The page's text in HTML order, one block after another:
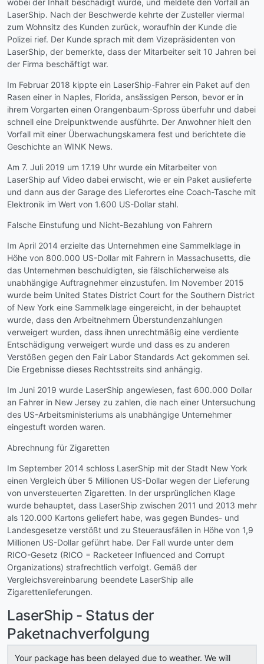
LaserShip. Nach der Beschwerde kehrte der Zusteller viermal
zum Wohnsitz des Kunden zurück, woraufhin der Kunde die
Polizei rief. Der Kunde sprach mit dem Vizepräsidenten von
LaserShip, der bemerkte, dass der Mitarbeiter seit 10 Jahren bei
der Firma beschäftigt war.
Im Februar 2018 kippte ein LaserShip-Fahrer ein Paket auf den
Rasen einer in Naples, Florida, ansässigen Person, bevor er in
ihrem Vorgarten einen Orangenbaum-Spross überfuhr und dabei
schnell eine Dreipunktwende ausführte. Der Anwohner hielt den
Vorfall mit einer Überwachungskamera fest und berichtete die
Geschichte an WINK News.
Am 7. Juli 2019 um 17.19 Uhr wurde ein Mitarbeiter von
LaserShip auf Video dabei erwischt, wie er ein Paket auslieferte
und dann aus der Garage des Lieferortes eine Coach-Tasche mit
Elektronik im Wert von 1.600 US-Dollar stahl.
Falsche Einstufung und Nicht-Bezahlung von Fahrern
Im April 2014 erzielte das Unternehmen eine Sammelklage in
Höhe von 800.000 US-Dollar mit Fahrern in Massachusetts, die
das Unternehmen beschuldigten, sie fälschlicherweise als
unabhängige Auftragnehmer einzustufen. Im November 2015
wurde beim United States District Court for the Southern District
of New York eine Sammelklage eingereicht, in der behauptet
wurde, dass den Arbeitnehmern Überstundenzahlungen
verweigert wurden, dass ihnen unrechtmäßig eine verdiente
Entschädigung verweigert wurde und dass es zu anderen
Verstößen gegen den Fair Labor Standards Act gekommen sei.
Die Ergebnisse dieses Rechtsstreits sind anhängig.
Im Juni 2019 wurde LaserShip angewiesen, fast 600.000 Dollar
an Fahrer in New Jersey zu zahlen, die nach einer Untersuchung
des US-Arbeitsministeriums als unabhängige Unternehmer
eingestuft worden waren.
Abrechnung für Zigaretten
Im September 2014 schloss LaserShip mit der Stadt New York
einen Vergleich über 5 Millionen US-Dollar wegen der Lieferung
von unversteuerten Zigaretten. In der ursprünglichen Klage
wurde behauptet, dass LaserShip zwischen 2011 und 2013 mehr
als 120.000 Kartons geliefert habe, was gegen Bundes- und
Landesgesetze verstößt und zu Steuerausfällen in Höhe von 1,9
Millionen US-Dollar geführt habe. Der Fall wurde unter dem
RICO-Gesetz (RICO = Racketeer Influenced and Corrupt
Organizations) strafrechtlich verfolgt. Gemäß der
Vergleichsvereinbarung beendete LaserShip alle
Zigarettenlieferungen.
LaserShip - Status der
Paketnachverfolgung
Your package has been delayed due to weather. We will